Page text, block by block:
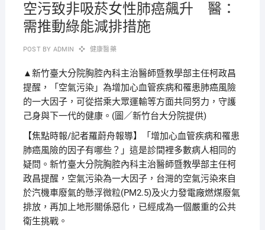
空污致非吸菸女性肺癌飆升 醫：
需推動綠能減排措施
POST BY ADMIN 健康醫藥
▲新竹臺大分院胸腔內科主治醫師暨教學部主任柯政昌
提醒，「空氣污染」為增加心血管疾病和罹患肺癌風險
的一大因子，可從搭乘大眾運輸等方面共同努力，守護
己身與下一代的健康。(圖／新竹台大分院提供)
【焦點時報/記者羅蔚舟報導】「增加心血管疾病和罹患
肺癌風險的因子有哪些？」這是診間裡多數病人相同的
疑問。新竹臺大分院胸腔內科主治醫師暨教學部主任柯
政昌提醒，空氣污染為一大因子，台灣的空氣污染來自
於汽機車廢氣的懸浮微粒(PM2.5)及火力發電廠燃煤廢氣
排放，再加上地形關係惡化，已經成為一個嚴重的公共
衛生挑戰。